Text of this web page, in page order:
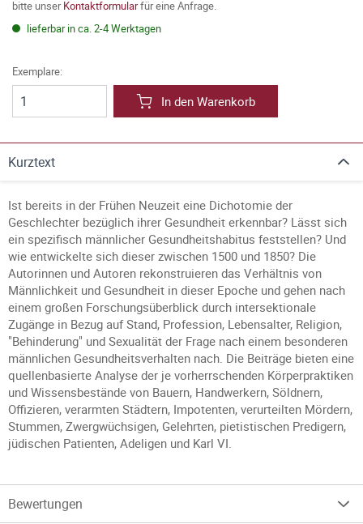
bitte unserKontaktformularfür eine Anfrage.
lieferbar in ca. 2-4 Werktagen
Exemplare:
In den Warenkorb
Kurztext
Ist bereits in der Frühen Neuzeit eine Dichotomie der
Geschlechter bezüglich ihrer Gesundheit erkennbar? Lässt sich
ein spezifisch männlicher Gesundheitshabitus feststellen? Und
wie entwickelte sich dieser zwischen 1500 und 1850? Die
Autorinnen und Autoren rekonstruieren das Verhältnis von
Männlichkeit und Gesundheit in dieser Epoche und gehen nach
einem großen Forschungsüberblick durch intersektionale
Zugänge in Bezug auf Stand, Profession, Lebensalter, Religion,
"Behinderung" und Sexualität der Frage nach einem besonderen
männlichen Gesundheitsverhalten nach. Die Beiträge bieten eine
quellenbasierte Analyse der je vorherrschenden Körperpraktiken
und Wissensbestände von Bauern, Handwerkern, Söldnern,
Offizieren, verarmten Städtern, Impotenten, verurteilten Mördern,
Stummen, Zwergwüchsigen, Gelehrten, pietistischen Predigern,
jüdischen Patienten, Adeligen und Karl VI.
Bewertungen